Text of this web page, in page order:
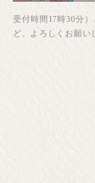
受付時間17時30分
ど、よろしくお願